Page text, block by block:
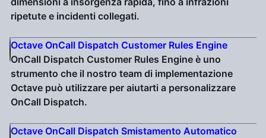
ripetute e incidenti collegati.
Octave OnCall Dispatch Customer Rules Engine
OnCall Dispatch Customer Rules Engine è uno
strumento che il nostro team di implementazione
Octave può utilizzare per aiutarti a personalizzare
OnCall Dispatch.
Octave OnCall Dispatch Smistamento Automatico